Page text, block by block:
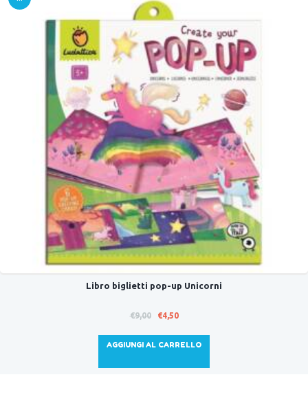
Libro biglietti pop-up Unicorni
€9,00
Il
originale
€4,50Il
attuale
AGGIUNGI AL CARRELLO